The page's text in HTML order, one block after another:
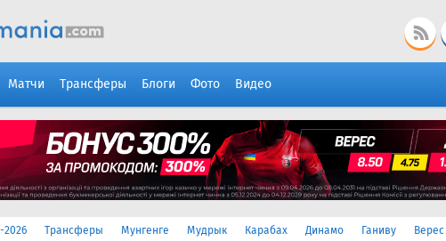
Матчи Трансферы Блоги Фото Видео
Трансферы Мунгенге Мудрык Карабах Динамо Ганиву Верес